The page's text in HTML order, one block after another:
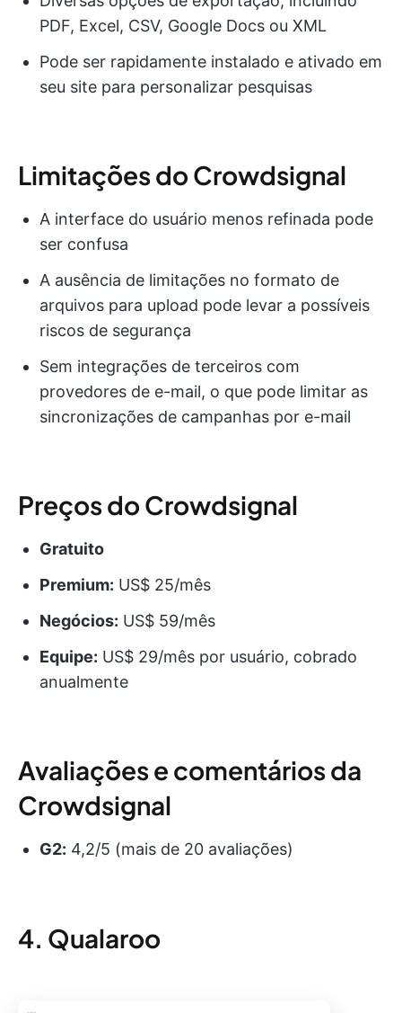
PDF, Excel, CSV, Google Docs ou XML
Pode ser rapidamente instalado e ativado em
seu site para personalizar pesquisas
Limitações do Crowdsignal
A interface do usuário menos refinada pode
ser confusa
A ausência de limitações no formato de
arquivos para upload pode levar a possíveis
riscos de segurança
Sem integrações de terceiros com
provedores de e-mail, o que pode limitar as
sincronizações de campanhas por e-mail
Preços do Crowdsignal
Gratuito
Premium: US$ 25/mês
Negócios: US$ 59/mês
Equipe: US$ 29/mês por usuário, cobrado
anualmente
Avaliações e comentários da
Crowdsignal
G2: 4,2/5 (mais de 20 avaliações)
4. Qualaroo